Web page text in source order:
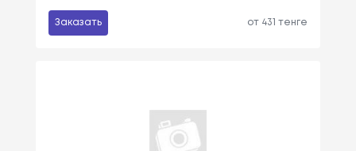
Заказать от 431 тенге